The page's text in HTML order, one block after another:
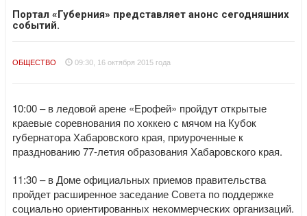
Портал «Губерния» представляет анонс сегодняшних
событий.
ОБЩЕСТВО 09:30, 16 октября 2015 года
10:00 – в ледовой арене «Ерофей» пройдут открытые
краевые соревнования по хоккею с мячом на Кубок
губернатора Хабаровского края, приуроченные к
празднованию 77-летия образования Хабаровского края.
11:30 – в Доме официальных приемов правительства
пройдет расширенное заседание Совета по поддержке
социально ориентированных некоммерческих организаций.